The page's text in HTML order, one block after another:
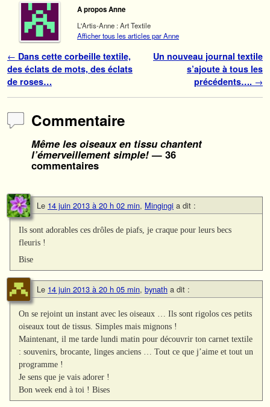
A propos Anne
L'Artis-Anne : Art Textile
Afficher tous les articles par Anne
Navigation des articles
← Dans cette corbeille textile,
des éclats de mots, des éclats
de roses…
Un nouveau journal textile
s’ajoute à tous les
précédents…. →
Commentaire
Même les oiseaux en tissu chantent
l’émerveillement simple!— 36
commentaires
Le 14 juin 2013 à 20 h 02 min, Mingingi a dit :
Ils sont adorables ces drôles de piafs, je craque pour leurs becs
fleuris !
Bise
Le 14 juin 2013 à 20 h 05 min, bynath a dit :
On se rejoint un instant avec les oiseaux … Ils sont rigolos ces petits
oiseaux tout de tissus. Simples mais mignons !
Maintenant, il me tarde lundi matin pour découvrir ton carnet textile
: souvenirs, brocante, linges anciens … Tout ce que j’aime et tout un
programme !
Je sens que je vais adorer !
Bon week end à toi ! Bises